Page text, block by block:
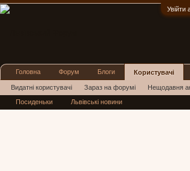
Увійти
Головна Форум Блоги Користувачі
Видатні користувачі Зараз на форумі Нещодавня
Нові повідомлення профілю
Посиденьки Львівські новини